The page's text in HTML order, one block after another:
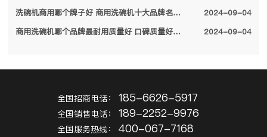
洗碗机商用哪个牌子好 商用洗碗机十大品牌名单2024
2024-09-04
商用洗碗机哪个品牌最耐用质量好 口碑质量好的十大商用洗碗机品牌2024
2024-09-04
全国招商电话： 185-6626-5917
全国销售电话： 189-2252-9976
全国服务热线： 400-067-7168